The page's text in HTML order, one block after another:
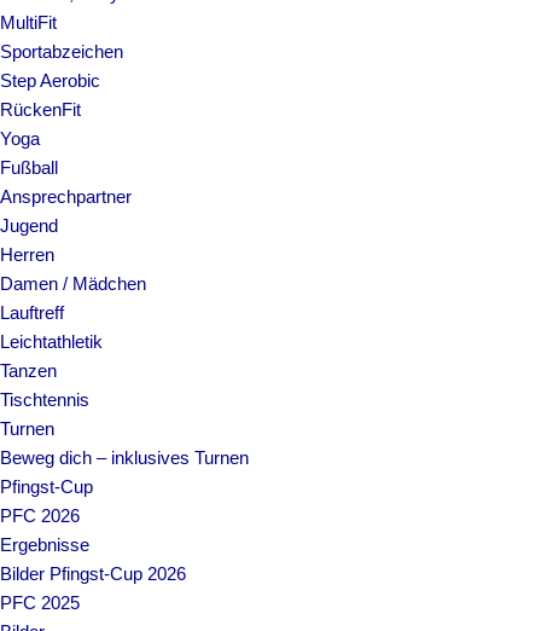
MultiFit
Sportabzeichen
Step Aerobic
RückenFit
Yoga
Fußball
Ansprechpartner
Jugend
Herren
Damen / Mädchen
Lauftreff
Leichtathletik
Tanzen
Tischtennis
Turnen
Beweg dich – inklusives Turnen
Pfingst-Cup
PFC 2026
Ergebnisse
Bilder Pfingst-Cup 2026
PFC 2025